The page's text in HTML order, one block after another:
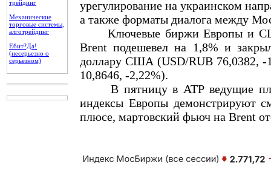
трейдинг
Механические
торговые системы,
алготрейдинг
Ебит?Да!
(несерьезно о
серьезном)
урегулирование на украинском
а также форматы диалога между
Ключевые биржи Европы и США
Brent подешевел на 1,8% и
доллару США (USD/RUB 76,0382,
10,8646, -2,22%).
В пятницу в АТР ведущие
индексы Европы
плюсе, мартовский фьюч на Brent